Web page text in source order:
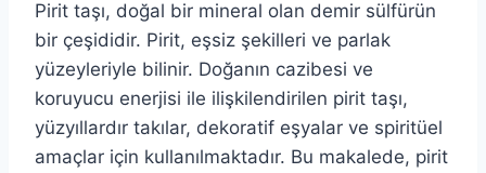
Pirit taşı, doğal bir mineral olan demir sülfürün
bir çeşididir. Pirit, eşsiz şekilleri ve parlak
yüzeyleriyle bilinir. Doğanın cazibesi ve
koruyucu enerjisi ile ilişkilendirilen pirit taşı,
yüzyıllardır takılar, dekoratif eşyalar ve spiritüel
amaçlar için kullanılmaktadır. Bu makalede, pirit